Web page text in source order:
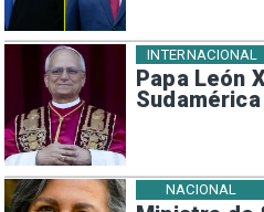
Papa León
Sudamérica
INTERNACIONAL
NACIONAL